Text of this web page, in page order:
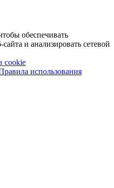
обеспечивать
и анализировать сетевой
cookie
использования